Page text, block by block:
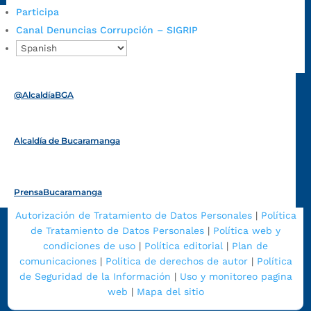
Participa
Canal Denuncias Corrupción – SIGRIP
Alcaldía de Bucaramanga
@AlcaldíaBGA
Alcaldía de Bucaramanga
PrensaBucaramanga
Autorización de Tratamiento de Datos Personales| Política
de Tratamiento de Datos Personales | Política web y
condiciones de uso | Política editorial | Plan de
comunicaciones| Política de derechos de autor| Política
de Seguridad de la Información | Uso y monitoreo pagina
web | Mapa del sitio